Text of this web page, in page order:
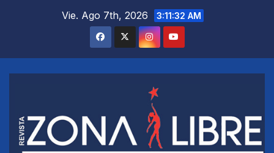
Vie. Ago 7th, 2026 3:11:33 AM